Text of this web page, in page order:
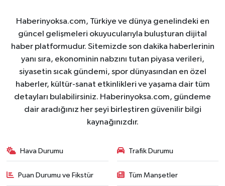
Haberinyoksa.com, Türkiye ve dünya genelindeki en
güncel gelişmeleri okuyucularıyla buluşturan dijital
haber platformudur. Sitemizde son dakika haberlerinin
yanı sıra, ekonominin nabzını tutan piyasa verileri,
siyasetin sıcak gündemi, spor dünyasından en özel
haberler, kültür-sanat etkinlikleri ve yaşama dair tüm
detayları bulabilirsiniz. Haberinyoksa.com, gündeme
dair aradığınız her şeyi birleştiren güvenilir bilgi
kaynağınızdır.
Hava Durumu Trafik Durumu
Puan Durumu ve Fikstür Tüm Manşetler